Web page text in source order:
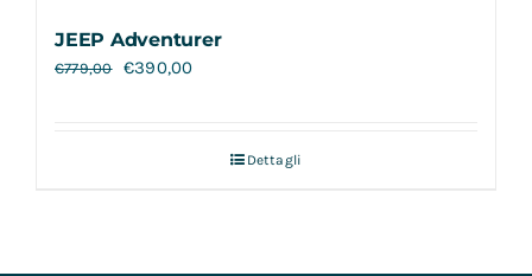
JEEP Adventurer
€779,00 €390,00
Dettagli